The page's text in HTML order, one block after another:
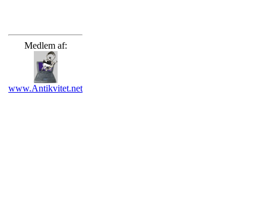
Medlem af:
www.Antikvitet.net